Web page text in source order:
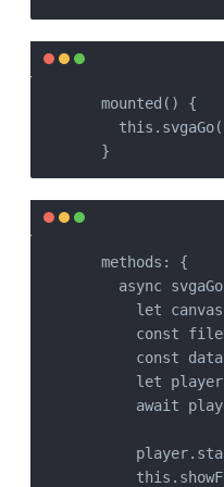
  mounted() {
  }
  methods: {
async
let
const
const
let
await